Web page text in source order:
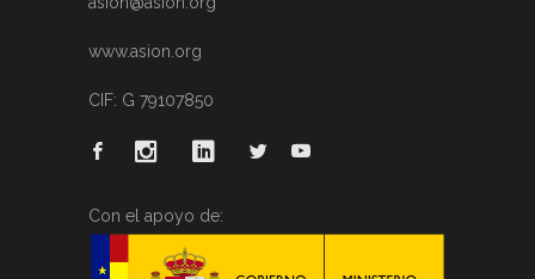
www.asion.org
CIF: G 79107850
Con el apoyo de: